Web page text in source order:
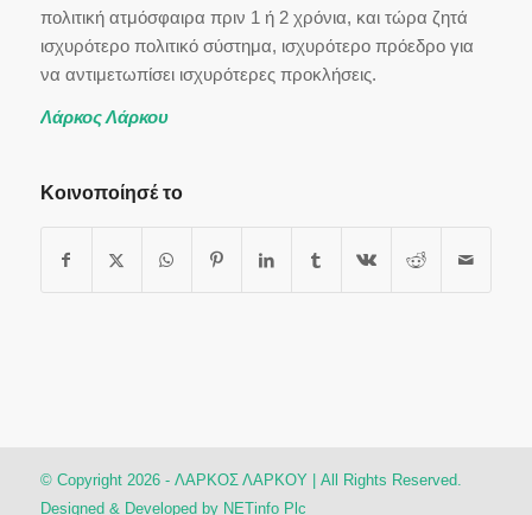
πολιτική ατμόσφαιρα πριν 1 ή 2 χρόνια, και τώρα ζητά
ισχυρότερο πολιτικό σύστημα, ισχυρότερο πρόεδρο για
να αντιμετωπίσει ισχυρότερες προκλήσεις.
Λάρκος Λάρκου
Κοινοποίησέ το
© Copyright 2026 - ΛΑΡΚΟΣ ΛΑΡΚΟΥ | All Rights Reserved.
Designed & Developed by NETinfo Plc